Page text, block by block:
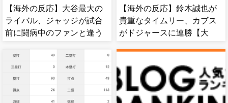
【海外の反応】大谷最大の
ライバル、ジャッジが試合
前に闘病中のファンと逢う
【海外の反応】鈴木誠也が
貴重なタイムリー、カブス
がドジャースに連勝【大